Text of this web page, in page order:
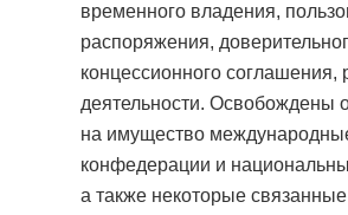
временного владения,
распоряжения,
концессионного
деятельности. Освобождены
на имущество
конфедерации и
а также некоторые